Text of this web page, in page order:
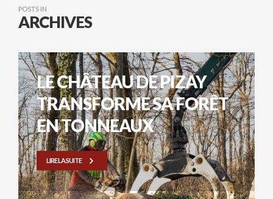
POSTS IN
ARCHIVES
LE CHÂTEAU DE PIZAY
TRANSFORME SA FORÊT
EN TONNEAUX
LIRE LA SUITE